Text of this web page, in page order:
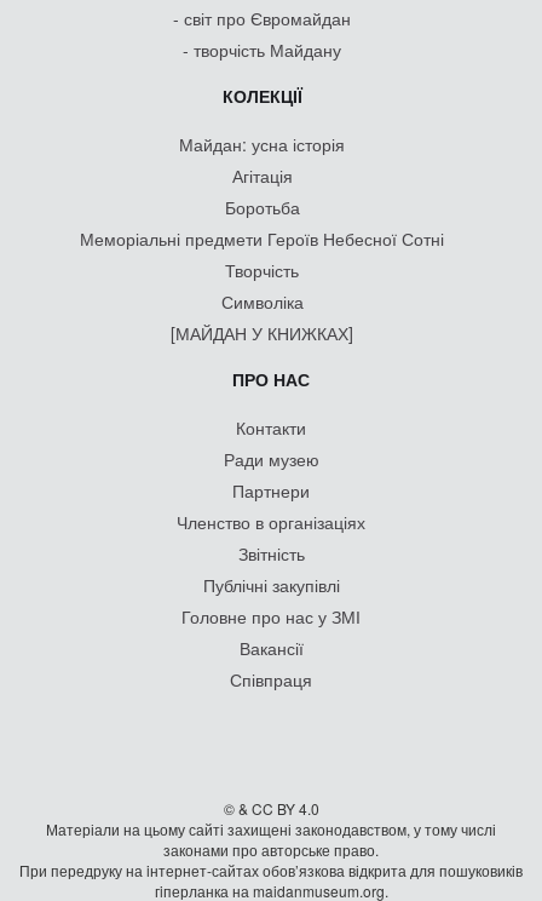
- світ про Євромайдан
- творчість Майдану
КОЛЕКЦІЇ
Майдан: усна історія
Агітація
Боротьба
Меморіальні предмети Героїв Небесної Сотні
Творчість
Символіка
[МАЙДАН У КНИЖКАХ]
ПРО НАС
Контакти
Ради музею
Партнери
Членство в організаціях
Звітність
Публічні закупівлі
Головне про нас у ЗМІ
Вакансії
Співпраця
© & CC BY 4.0
Матеріали на цьому сайті захищені законодавством, у тому числі
законами про авторське право.
При передруку на iнтернет-сайтах обов’язкова відкрита для пошуковиків
гiперланка на maidanmuseum.org.